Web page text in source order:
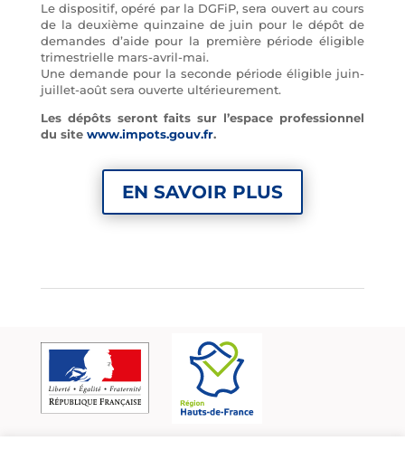
Le dispositif, opéré par la DGFiP, sera ouvert au cours
de la deuxième quinzaine de juin pour le dépôt de
demandes d’aide pour la première période éligible
trimestrielle mars-avril-mai.
Une demande pour la seconde période éligible juin-
juillet-août sera ouverte ultérieurement.
Les dépôts seront faits sur l’espace professionnel
du site www.impots.gouv.fr.
EN SAVOIR PLUS